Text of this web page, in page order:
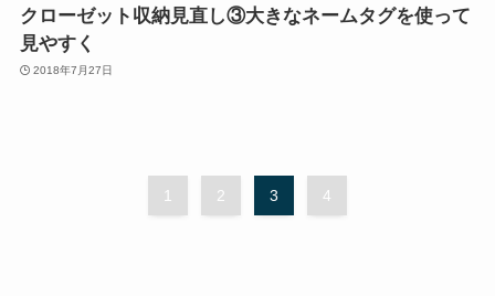
クローゼット収納見直し③大きなネームタグを使って
見やすく
2018年7月27日
1 2 3 4